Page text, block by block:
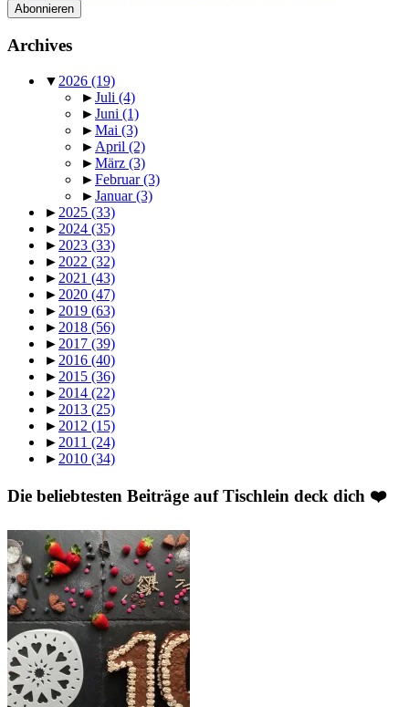
Archives
▼ 2026 (19)
►Juli (4)
►Juni (1)
►Mai (3)
► April (2)
►März (3)
►Februar(3)
►Januar(3)
► 2025 (33)
► 2024 (35)
► 2023 (33)
► 2022 (32)
► 2021 (43)
► 2020 (47)
► 2019 (63)
► 2018 (56)
► 2017 (39)
► 2016 (40)
► 2015 (36)
► 2014 (22)
► 2013 (25)
► 2012 (15)
► 2011 (24)
► 2010 (34)
Die beliebtesten Beiträge auf Tischlein deck dich ❤️